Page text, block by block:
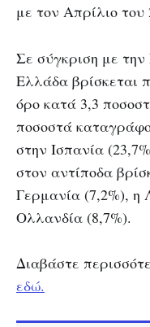
με τον Απρίλιο του
Σε σύγκριση με
Ελλάδα βρίσκεται
όρο κατά 3,3
ποσοστά
στην Ισπανία
στον αντίποδα
Γερμανία (7,2%), η
Ολλανδία (8,7%).
Διαβάστε
εδώ.